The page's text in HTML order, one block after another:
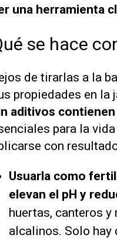
una herramienta
se hace
de tirarlas a la
propiedades en la
aditivos
para la
con
Usuarla como
elevan el pH y
huertas, canteros
alcalinos. Solo hay